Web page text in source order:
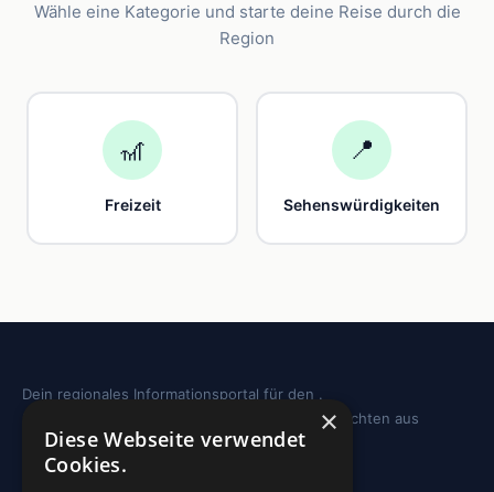
Wähle eine Kategorie und starte deine Reise durch die
Region
🎢
Freizeit
📍
Sehenswürdigkeiten
Dein regionales Informationsportal für den .
Sehenswürdigkeiten, Ausflugstipps und Geschichten aus
deiner Region.
×
Diese Webseite verwendet
Cookies.